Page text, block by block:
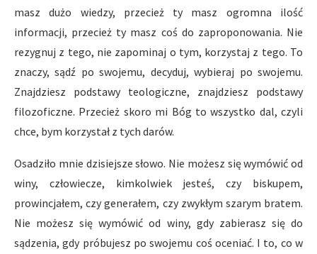
masz dużo wiedzy, przecież ty masz ogromna ilość
informacji, przecież ty masz coś do zaproponowania. Nie
rezygnuj z tego, nie zapominaj o tym, korzystaj z tego. To
znaczy, sądź po swojemu, decyduj, wybieraj po swojemu.
Znajdziesz podstawy teologiczne, znajdziesz podstawy
filozoficzne. Przecież skoro mi Bóg to wszystko dal, czyli
chce, bym korzystał z tych darów.
Osadziło mnie dzisiejsze słowo. Nie możesz się wymówić od
winy, człowiecze, kimkolwiek jesteś, czy biskupem,
prowincjałem, czy generałem, czy zwykłym szarym bratem.
Nie możesz się wymówić od winy, gdy zabierasz się do
sądzenia, gdy próbujesz po swojemu coś oceniać. I to, co w